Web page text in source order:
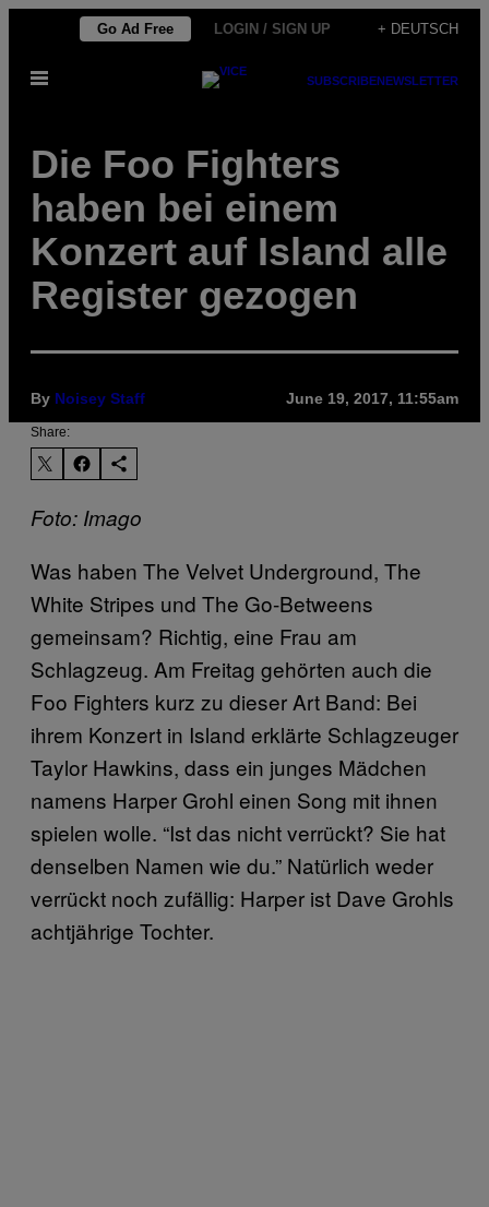
content
Go Ad Free LOGIN / SIGN UP + DEUTSCH
Open
SUBSCRIBENEWSLETTER
Die Foo Fighters
haben bei einem
Konzert auf Island alle
Register gezogen
By Noisey Staff June 19, 2017, 11:55am
Share:
Foto: Imago
Was haben The Velvet Underground, The
White Stripes und The Go-Betweens
gemeinsam? Richtig, eine Frau am
Schlagzeug. Am Freitag gehörten auch die
Foo Fighters kurz zu dieser Art Band: Bei
ihrem Konzert in Island erklärte Schlagzeuger
Taylor Hawkins, dass ein junges Mädchen
namens Harper Grohl einen Song mit ihnen
spielen wolle. “Ist das nicht verrückt? Sie hat
denselben Namen wie du.” Natürlich weder
verrückt noch zufällig: Harper ist Dave Grohls
achtjährige Tochter.